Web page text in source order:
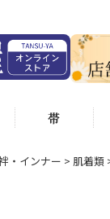
帯
・インナー 肌着類